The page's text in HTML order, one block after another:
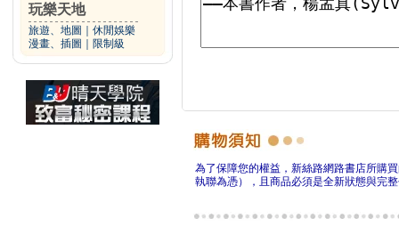
玩樂天地
旅遊、地圖
休閒娛樂
漫畫、插圖
限制級
為了保障您的權益，新絲路網路書店所購
執聯為憑），且商品必須是全新狀態與完